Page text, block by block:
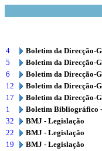
4
Boletim da Direcção-
5
Boletim da Direcção-
6
Boletim da Direcção-
12
Boletim da Direcção-
17
Boletim da Direcção-
1
Boletim Bibliográfico
32
BMJ - Legislação
22
BMJ - Legislação
19
BMJ - Legislação